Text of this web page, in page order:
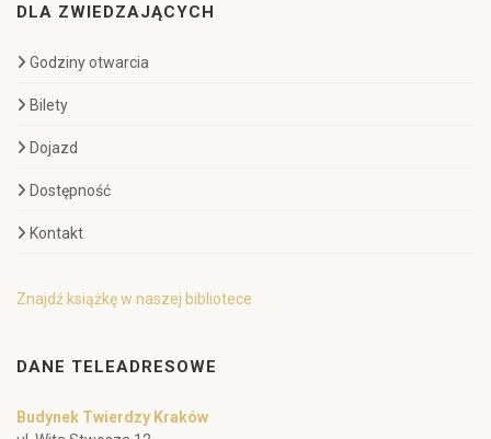
DLA ZWIEDZAJĄCYCH
Godziny otwarcia
Bilety
Dojazd
Dostępność
Kontakt
Znajdź książkę w naszej bibliotece
DANE TELEADRESOWE
Budynek Twierdzy Kraków